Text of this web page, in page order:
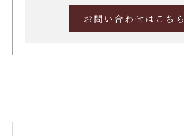
お問い合わせはこちら